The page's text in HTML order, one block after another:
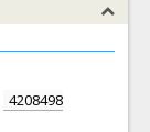
4208498